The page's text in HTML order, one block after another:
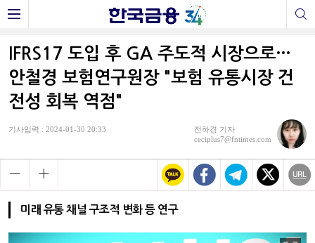
IFRS17 도입 후 GA 주도적 시장으로…
안철경 보험연구원장 "보험 유통시장 건
전성 회복 역점"
기사입력 : 2024-01-30 20:33
전하경 기자
ceciplus7@fntimes.com
미래 유통 채널 구조적 변화 등 연구